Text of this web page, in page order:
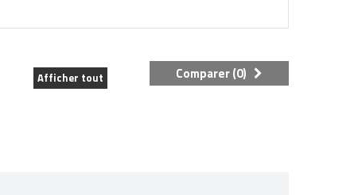
Comparer (0)
Afficher tout